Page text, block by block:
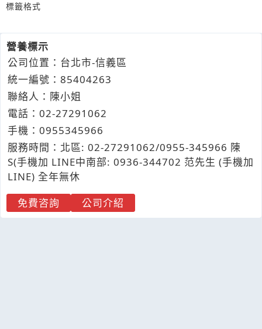
標籤格式
營養標示
公司位置：台北市-信義區
統一編號：85404263
聯絡人：陳小姐
電話： 02-27291062
手機： 0955345966
服務時間：北區: 02-27291062/0955-345966 陳
S(手機加 LINE中南部: 0936-344702 范先生 (手機加
LINE) 全年無休
免費咨詢
公司介紹